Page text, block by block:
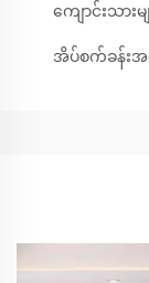
ကျောင်းသာ
အိပ်စက်ခန်း